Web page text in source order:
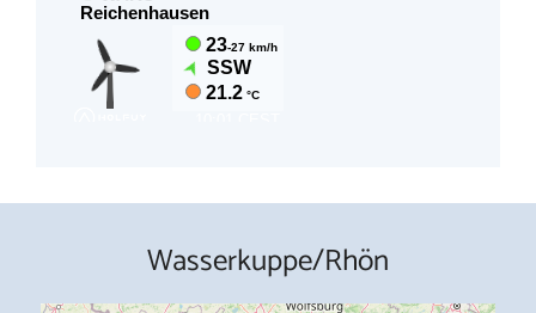
Wasserkuppe/Rhön